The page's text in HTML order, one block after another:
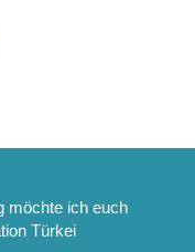
möchte ich euch
Türkei